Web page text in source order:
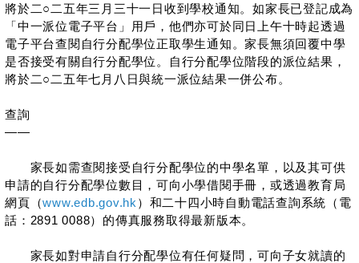
將於二○二五年三月三十一日收到學校通知。如家長已登記成為
「中一派位電子平台」用戶，他們亦可於同日上午十時起透過
電子平台查閱自行分配學位正取學生通知。家長無須回覆中學
是否接受有關自行分配學位。自行分配學位階段的派位結果，
將於二○二五年七月八日與統一派位結果一併公布。
查詢
——
家長如需查閱接受自行分配學位的中學名單，以及其可供
申請的自行分配學位數目，可向小學借閱手冊，或透過教育局
網頁（www.edb.gov.hk ）和二十四小時自動電話查詢系統（電
話：2891 0088）的傳真服務取得最新版本。
家長如對申請自行分配學位有任何疑問，可向子女就讀的